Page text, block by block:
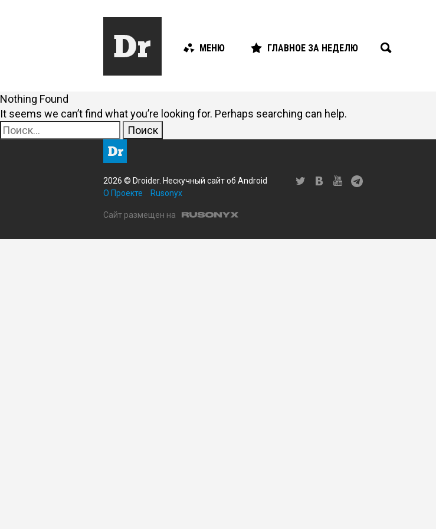
МЕНЮ ГЛАВНОЕ ЗА НЕДЕЛЮ
Nothing Found
It seems we can’t find what you’re looking for. Perhaps searching can help.
Найти:
2026 © Droider. Нескучный сайт об Android
О Проекте
Rusonyx
Сайт размещен на